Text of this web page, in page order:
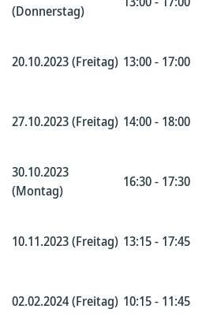
(Donnerstag)
20.10.2023 (Freitag) 13:00 - 17:00
27.10.2023 (Freitag) 14:00 - 18:00
30.10.2023
(Montag)
16:30 - 17:30
10.11.2023 (Freitag) 13:15 - 17:45
02.02.2024 (Freitag) 10:15 - 11:45